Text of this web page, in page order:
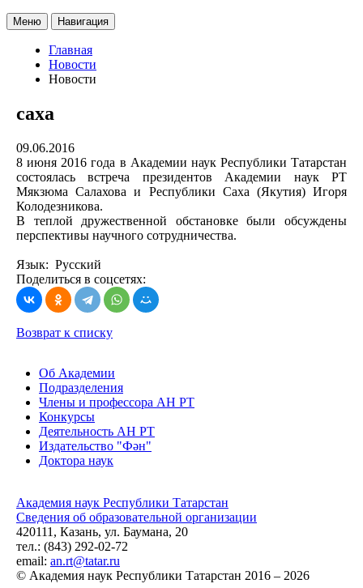
Меню Навигация
Главная
Новости
Новости
саха
09.06.2016
8 июня 2016 года в Академии наук Республики Татарстан
состоялась встреча президентов Академии наук РТ
Мякзюма Салахова и Республики Саха (Якутия) Игоря
Колодезникова.
В теплой дружественной обстановке были обсуждены
перспективы научного сотрудничества.
Язык: Русский
Поделиться в соцсетях:
Возврат к списку
Об Академии
Подразделения
Члены и профессора АН РТ
Конкурсы
Деятельность АН РТ
Издательство "Фән"
Доктора наук
Академия наук Республики Татарстан
Сведения об образовательной организации
420111, Казань, ул. Баумана, 20
тел.: (843) 292-02-72
email: an.rt@tatar.ru
© Академия наук Республики Татарстан 2016 – 2026